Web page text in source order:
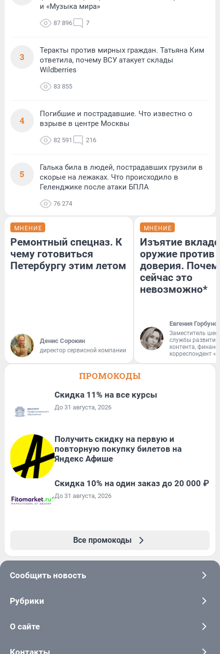
и «Музыка мира»
87 896 7
3
Теракты против мирных граждан. Татьяна Ким
ответила, почему ВСУ атакует склады
Wildberries
83 855
4
Погибшие и пострадавшие. Что известно о
взрыве в центре Москвы
82 591 216
5
Галька била в людей, пострадавших грузили в
скорые на лежаках. Что происходило в
Геленджике после атаки БПЛА
76 274
МНЕНИЕ
Ремонтный спецназ. К
чему готовиться
Петербургу этим летом
Денис Сорокин
директор сервисной компании
МНЕНИЕ
Изъятие
оружие против
доверия.
сейчас это
невозможно*
Евгения
Заместитель
службы
контента,
корреспондент
ПРОМОКОДЫ
Скидка 11% на все курсы
До 31 августа, 2026
Получить скидку на первую и
повторную покупку билетов на
Яндекс Афише
Скидка 10% на один заказ до 20 000 ₽
До 31 августа, 2026
Все промокоды
Сообщить новость
Рубрики
О сайте